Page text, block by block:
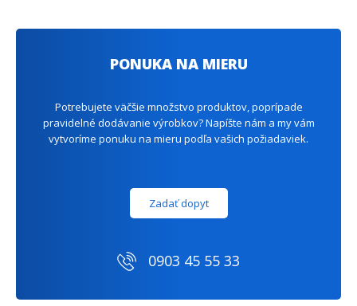
PONUKA NA MIERU
Potrebujete väčšie množstvo produktov, poprípade
pravidelné dodávanie výrobkov? Napíšte nám a my vám
vytvoríme ponuku na mieru podľa vašich požiadaviek.
Zadať dopyt
0903 45 55 33